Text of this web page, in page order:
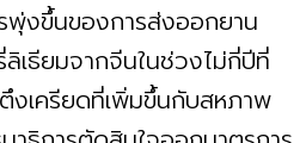
พุ่งขึ้นของการส่งออกยาน
เธียมจากจีนในช่วงไม่กี่ปีที่
งเครียดที่เพิ่มขึ้นกับสหภาพ